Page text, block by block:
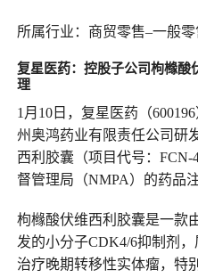
所属行业：商贸零售–一般零
复星医药：控股子公司枸橼酸
理
1月10日，复星医药（
州奥鸿药业有限责任公司研
西利胶囊（项目代号：
督管理局（NMPA）的药品
枸橼酸伏维西利胶囊是一款
发的小分子CDK4/6抑制剂
治疗晚期转移性实体瘤，特